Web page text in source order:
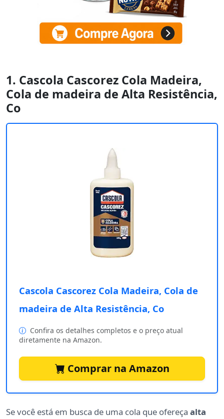
1. Cascola Cascorez Cola Madeira,
Cola de madeira de Alta Resistência,
Co
Cascola Cascorez Cola Madeira, Cola de
madeira de Alta Resistência, Co
Confira os detalhes completos e o preço atual
diretamente na Amazon.
Comprar na Amazon
Se você está em busca de uma cola que ofereça alta